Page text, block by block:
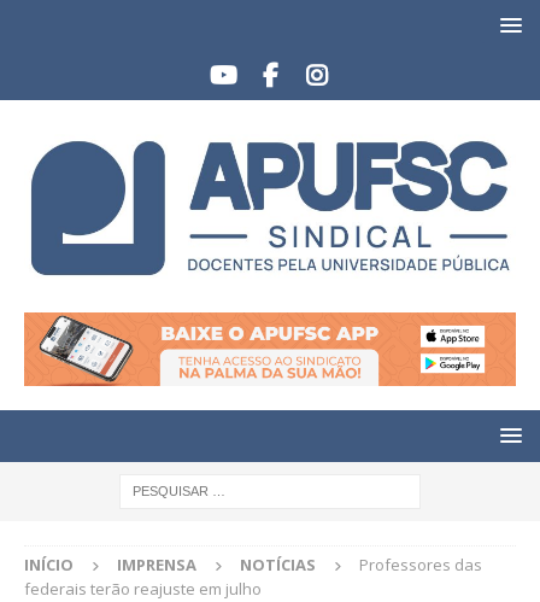
INÍCIO IMPRENSA NOTÍCIAS
Professores das
federais terão reajuste em julho